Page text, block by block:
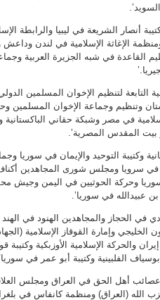
أنصار الشريعة في ليبيا والرابطة
الإغاثة الإسلامية في لندن
القاعدة في شبه الجزيرة العربية
التابعة لتنظيم الإخوان المسلمين
وتنظيم وجماعة الإخوان المسلمين
في مصر وشبكة حقاني الباكستانية
بيت المقدس المصرية’.
وكتيبة التوحيد والإيمان في سوريا
في سرويا ومجلس شورى المجاهدين
وحركة الحوثيين في اليمن وجيش
عبيدالله في سوريا’.
في الحجاز والمجاهدين الهنود في
وإمارة القوقاز الإسلامية
والحركة الإسلامية الأوزبكية وكتيبة
الفلبينية وكتيبة أبو عمر في
أهل الحق في العراق ومجلس
الله (العراق) ومنظمة كانفاس في